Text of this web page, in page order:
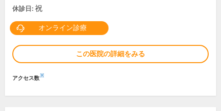
休診日: 祝
オンライン診療
この医院の詳細をみる
アクセス数※